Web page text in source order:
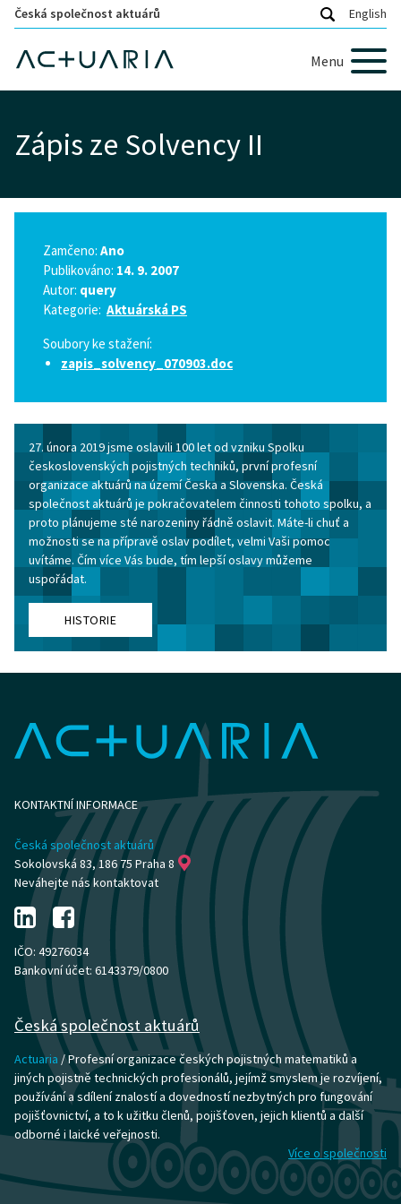
Česká společnost aktuárů English
Menu
Zápis ze Solvency II
Zamčeno: Ano
Publikováno: 14. 9. 2007
Autor: query
Kategorie: Aktuárská PS
Soubory ke stažení:
zapis_solvency_070903.doc
27. února 2019 jsme oslavili 100 let od vzniku Spolku
československých pojistných techniků, první profesní
organizace aktuárů na území Česka a Slovenska. Česká
společnost aktuárů je pokračovatelem činnosti tohoto spolku, a
proto plánujeme sté narozeniny řádně oslavit. Máte-li chuť a
možnosti se na přípravě oslav podílet, velmi Vaši pomoc
uvítáme. Čím více Vás bude, tím lepší oslavy můžeme
uspořádat.
HISTORIE
KONTAKTNÍ INFORMACE
Česká společnost aktuárů
Sokolovská 83, 186 75 Praha 8
Neváhejte nás kontaktovat
IČO: 49276034
Bankovní účet: 6143379/0800
Česká společnost aktuárů
Actuaria / Profesní organizace českých pojistných matematiků a
jiných pojistně technických profesionálů, jejímž smyslem je rozvíjení,
používání a sdílení znalostí a dovedností nezbytných pro fungování
pojišťovnictví, a to k užitku členů, pojišťoven, jejich klientů a další
odborné i laické veřejnosti.
Více o společnosti